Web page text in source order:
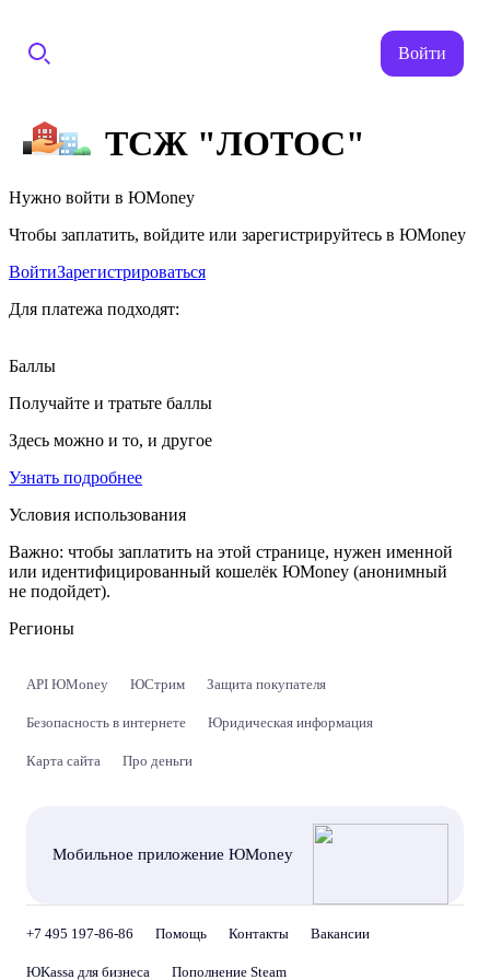
Войти
ТСЖ "ЛОТОС"
Нужно войти в ЮMoney
Чтобы заплатить, войдите или зарегистрируйтесь в ЮMoney
ВойтиЗарегистрироваться
Для платежа подходят:
Баллы
Получайте и тратьте баллы
Здесь можно и то, и другое
Узнать подробнее
Условия использования
Важно: чтобы заплатить на этой странице, нужен именной
или идентифицированный кошелёк ЮMoney (анонимный
не подойдет).
Регионы
API ЮMoney ЮСтрим Защита покупателя
Безопасность в интернете Юридическая информация
Карта сайта Про деньги
Мобильное приложение ЮMoney
+7 495 197-86-86 Помощь Контакты Вакансии
ЮKassa для бизнеса Пополнение Steam